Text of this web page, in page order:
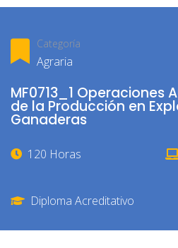
Categoría
Agraria
MF0713_1 Operaciones
de la Producción en
Ganaderas
120 Horas
Diploma Acreditativo